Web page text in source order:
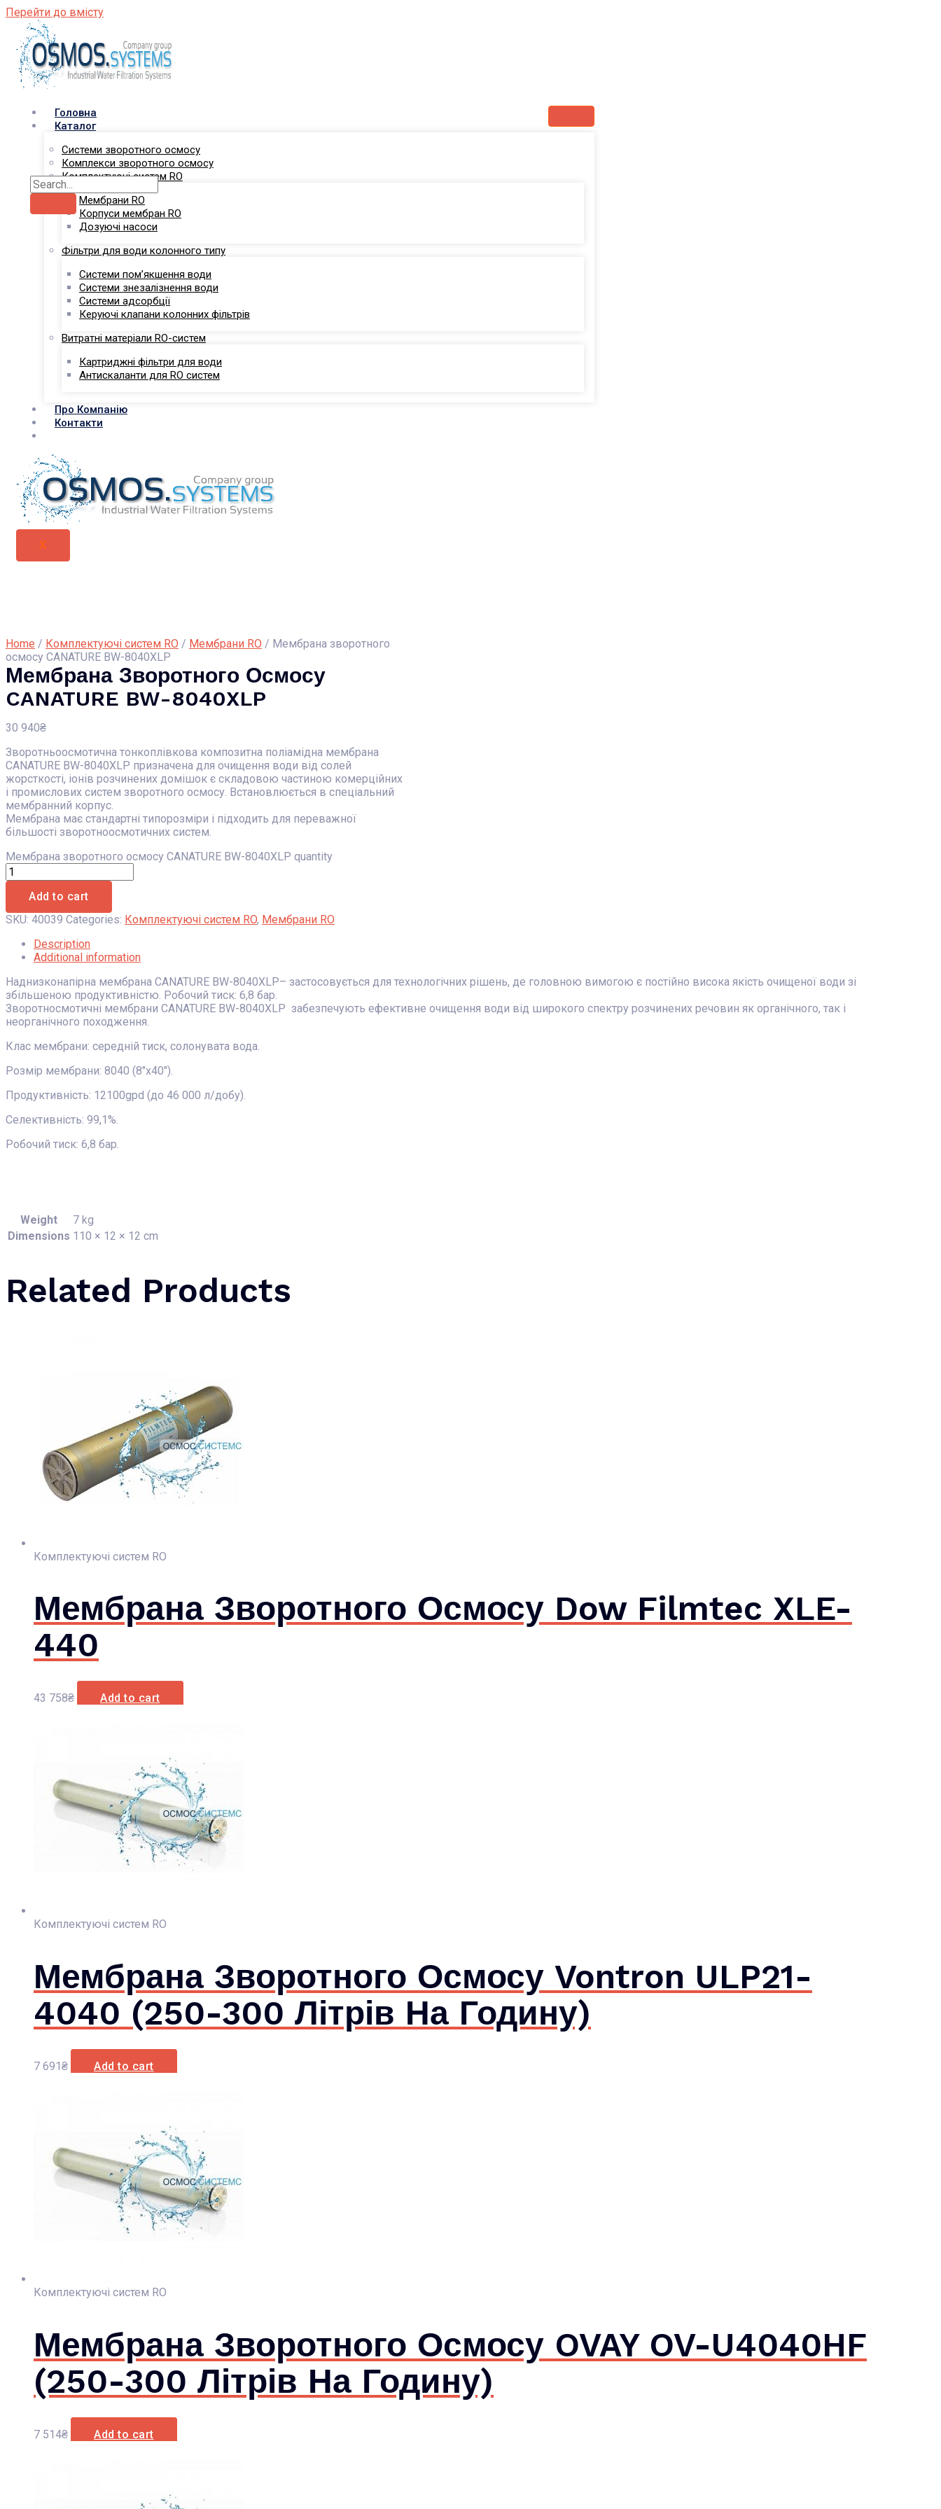
Перейти до вмісту
Головна
Каталог
Системи зворотного осмосу
Комплекси зворотного осмосу
Комплектуючі систем RO
Мембрани RO
Корпуси мембран RO
Дозуючі насоси
Фільтри для води колонного типу
Системи пом’якшення води
Системи знезалізнення води
Системи адсорбції
Керуючі клапани колонних фільтрів
Витратні матеріали RO-систем
Картриджні фільтри для води
Антискаланти для RO систем
Про Компанію
Контакти
X
Home / Комплектуючі систем RO / Мембрани RO / Мембрана зворотного
осмосу CANATURE BW-8040XLP
Мембрана Зворотного Осмосу
CANATURE BW-8040XLP
30 940₴
Зворотньоосмотична тонкоплівкова композитна поліамідна мембрана
CANATURE BW-8040XLP призначена для очищення води від солей
жорсткості, іонів розчинених домішок є складовою частиною комерційних
і промислових систем зворотного осмосу. Встановлюється в спеціальний
мембранний корпус.
Мембрана має стандартні типорозміри і підходить для переважної
більшості зворотноосмотичних систем.
Мембрана зворотного осмосу CANATURE BW-8040XLP quantity
Add to cart
SKU: 40039 Categories: Комплектуючі систем RO, Мембрани RO
Description
Additional information
Наднизконапірна мембрана CANATURE BW-8040XLP– застосовується для технологічних рішень, де головною вимогою є постійно висока якість очищеної води зі
збільшеною продуктивністю. Робочий тиск: 6,8 бар.
Зворотносмотичні мембрани CANATURE BW-8040XLP забезпечують ефективне очищення води від широкого спектру розчинених речовин як органічного, так і
неорганічного походження.
Клас мембрани: середній тиск, солонувата вода.
Розмір мембрани: 8040 (8″x40″).
Продуктивність: 12100gpd (до 46 000 л/добу).
Селективність: 99,1%.
Робочий тиск: 6,8 бар.
Weight
7 kg
Dimensions 110 × 12 × 12 cm
Related Products
Комплектуючі систем RO
Мембрана Зворотного Осмосу Dow Filmtec XLE-
440
43 758₴ Add to cart
Комплектуючі систем RO
Мембрана Зворотного Осмосу Vontron ULP21-
4040 (250-300 Літрів На Годину)
7 691₴ Add to cart
Комплектуючі систем RO
Мембрана Зворотного Осмосу OVAY OV-U4040HF
(250-300 Літрів На Годину)
7 514₴ Add to cart